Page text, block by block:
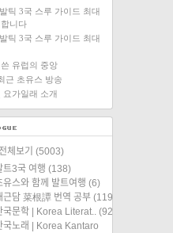
틱 3국 스루 가이드 최대
니다
틱 3국 스루 가이드 최대
유럽의 중앙
근 초유스 방송
요가일래 소개
체보기 (5003)
트3국 여행 (138)
유스와 함께 발트여행 (6)
근담 菜根譚 번역 공부 (119)
국문학 | Korea Literat.. (92)
국노래 | Korea Kantaro